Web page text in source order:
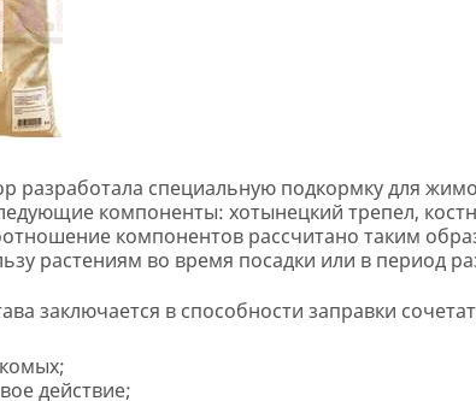
разработала специальную подкормку для
компоненты: хотынецкий трепел,
компонентов рассчитано таким
растениям во время посадки или в период
заключается в способности заправки
действие;